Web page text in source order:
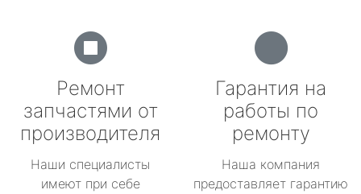
Ремонт
запчастями от
производителя
Наши специалисты
имеют при себе
Гарантия на
работы по
ремонту
Наша компания
предоставляет гарантию